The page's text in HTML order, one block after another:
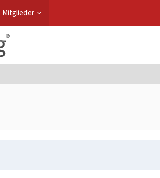
Mitglieder